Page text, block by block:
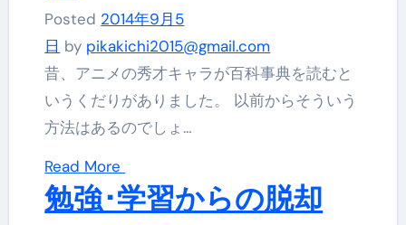
Posted 2014年9月5
日 by pikakichi2015@gmail.com
昔、アニメの秀才キャラが百科事典を読むと
いうくだりがありました。 以前からそういう
方法はあるのでしょ…
Read More
勉強･学習からの脱却